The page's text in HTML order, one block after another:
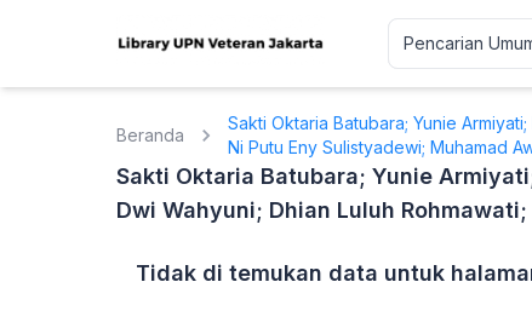
Beranda
Sakti Oktaria Batubara; Yunie
Ni Putu Eny Sulistyadewi; Muhamad
Sakti Oktaria Batubara; Yunie
Dwi Wahyuni; Dhian Luluh
Tidak di temukan data untuk